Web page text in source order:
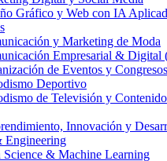
Gráfico y Web con IA
y Marketing de Moda
Empresarial &
de Eventos y
Deportivo
de Televisión y
Innovación y
Engineering
Science & Machine Learning